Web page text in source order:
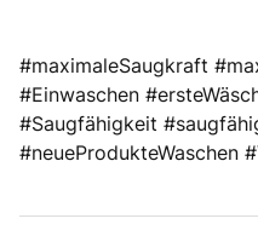
#maximaleSaugkraft
#Einwaschen
#Saugfähigkeit
#neueProdukteWaschen